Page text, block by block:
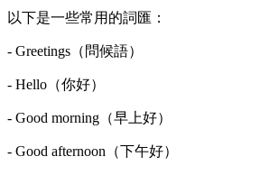
以下是一些常用的詞匯：
- Greetings（問候語）
- Hello（你好）
- Good morning（早上好）
- Good afternoon（下午好）